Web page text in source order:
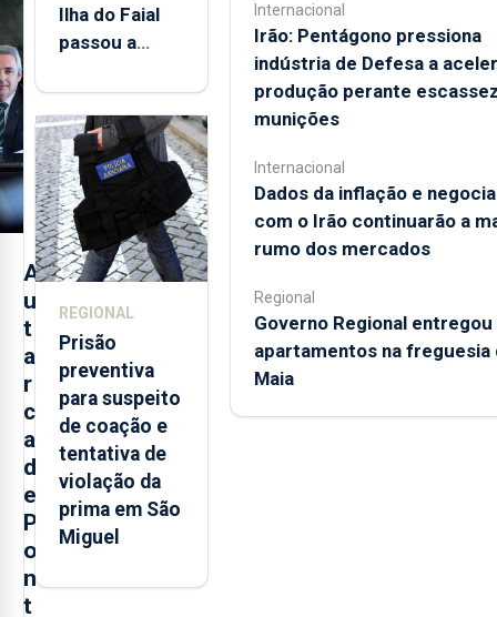
A
u
t
a
r
c
a
d
e
P
o
n
t
Ilha do Faial
passou a
de
monitorização
de infrassons
dos Açores
REGIONAL
Prisão
preventiva
para suspeito
de coação e
tentativa de
violação da
prima em São
Miguel
Internacional
Irão: Pentágono pressiona
indústria de Defesa a
produção perante
munições
Internacional
Dados da inflação e
com o Irão continuarão a
rumo dos mercados
Regional
Governo Regional entregou
apartamentos na freguesia
Maia